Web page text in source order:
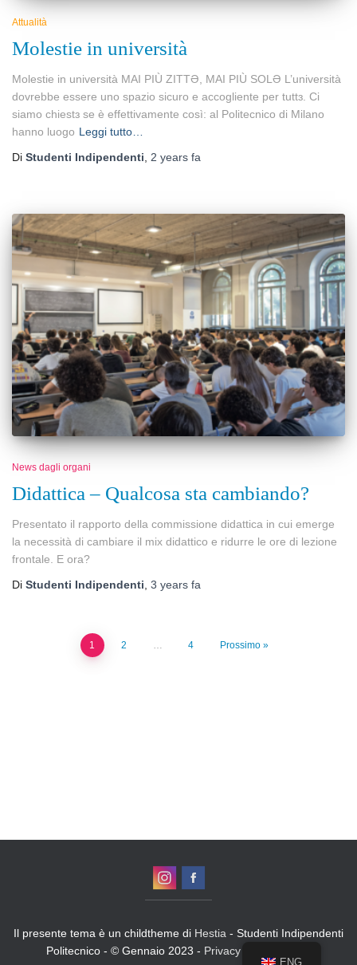
Attualità
Molestie in università
Molestie in università MAI PIÙ ZITTƏ, MAI PIÙ SOLƏ L’università
dovrebbe essere uno spazio sicuro e accogliente per tuttɜ. Ci
siamo chiestɜ se è effettivamente così: al Politecnico di Milano
hanno luogo Leggi tutto…
Di Studenti Indipendenti 2 years fa
News dagli organi
Didattica – Qualcosa sta cambiando?
Presentato il rapporto della commissione didattica in cui emerge
la necessità di cambiare il mix didattico e ridurre le ore di lezione
frontale. E ora?
Di Studenti Indipendenti 3 years fa
1 2 4 Prossimo
Il presente tema è un childtheme di Hestia - Studenti Indipendenti
Politecnico - © Gennaio 2023 - Privacy Policy
ENG